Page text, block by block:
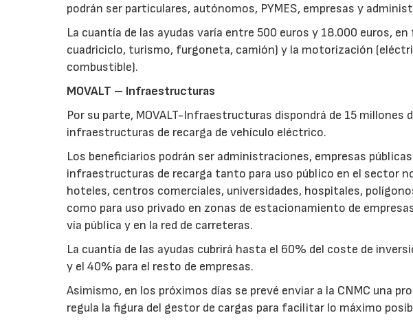
podrán ser particulares, autónomos, PYMES, empresas y
La cuantía de las ayudas varía entre 500 euros y 18.000 euros,
cuadriciclo, turismo, furgoneta, camión) y la motorización
combustible).
MOVALT – Infraestructuras
Por su parte, MOVALT-Infraestructuras dispondrá de 15 millones
infraestructuras de recarga de vehículo eléctrico.
Los beneficiarios podrán ser administraciones, empresas
infraestructuras de recarga tanto para uso público en el sector
hoteles, centros comerciales, universidades, hospitales,
como para uso privado en zonas de estacionamiento de
vía pública y en la red de carreteras.
La cuantía de las ayudas cubrirá hasta el 60% del coste de
y el 40% para el resto de empresas.
Asimismo, en los próximos días se prevé enviar a la CNMC una
regula la figura del gestor de cargas para facilitar lo máximo